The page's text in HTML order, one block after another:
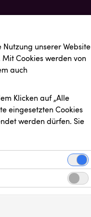
unserer Website
Cookies werden von
auch
Klicken auf „Alle
eingesetzten Cookies
werden dürfen. Sie
für die einwandfreie